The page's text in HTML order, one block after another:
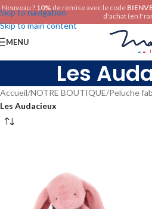
Skip to navigation
Skip to main content
Nouveau ? 10% de remise avec le code
d'achat (en
MENU
Les
Accueil/NOTRE BOUTIQUE/Peluche
Les Audacieux